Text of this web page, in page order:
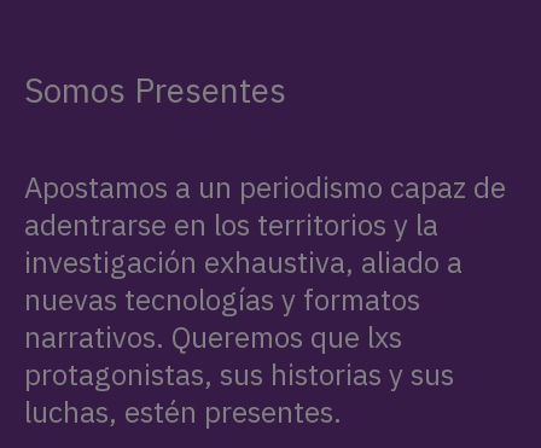
Somos Presentes
Apostamos a un periodismo capaz de
adentrarse en los territorios y la
investigación exhaustiva, aliado a
nuevas tecnologías y formatos
narrativos. Queremos que lxs
protagonistas, sus historias y sus
luchas, estén presentes.